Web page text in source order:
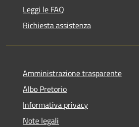
Leggi le FAQ
Richiesta assistenza
Amministrazione trasparente
Albo Pretorio
Informativa privacy
Note legali